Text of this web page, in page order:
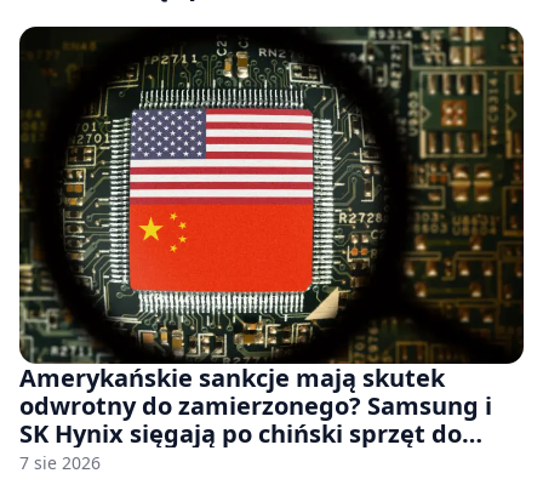
Amerykańskie sankcje mają skutek
odwrotny do zamierzonego? Samsung i
SK Hynix sięgają po chiński sprzęt do
fabryk chipów
7 sie 2026